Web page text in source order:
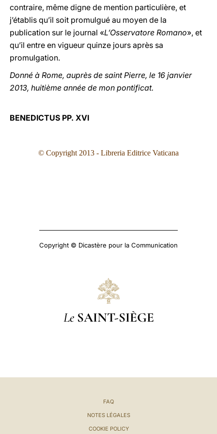
contraire, même digne de mention particulière, et
j’établis qu’il soit promulgué au moyen de la
publication sur le journal «L’Osservatore Romano», et
qu’il entre en vigueur quinze jours après sa
promulgation.
Donné à Rome, auprès de saint Pierre, le 16 janvier
2013, huitième année de mon pontificat.
BENEDICTUS PP. XVI
© Copyright 2013 - Libreria Editrice Vaticana
Copyright © Dicastère pour la Communication
Le SAINT-SIÈGE
FAQ
NOTES LÉGALES
COOKIE POLICY